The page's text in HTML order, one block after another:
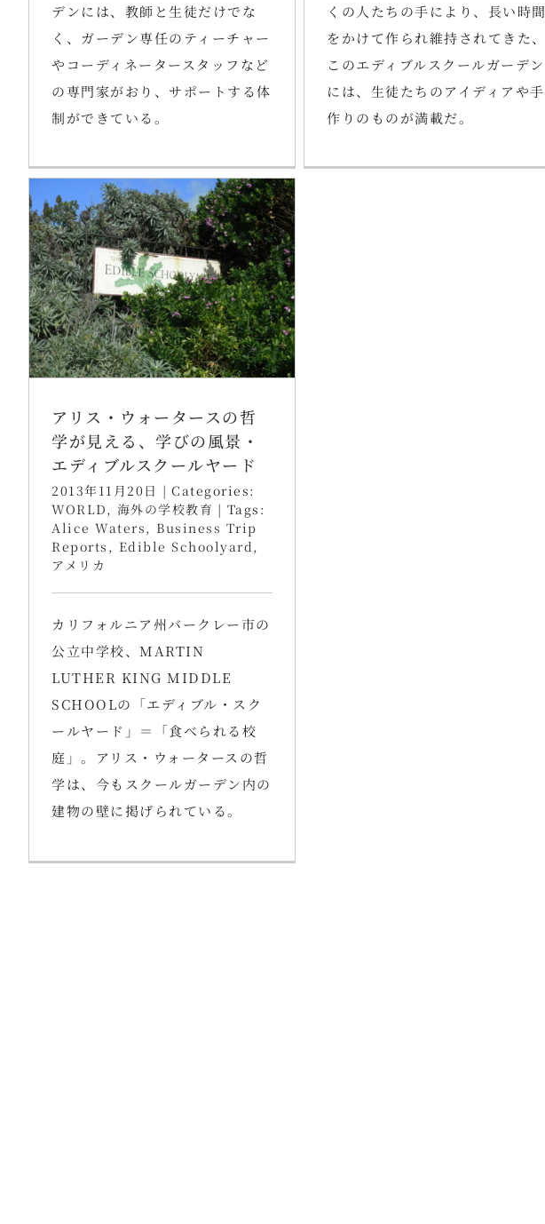
デンには、教師と生徒だけでな
く、ガーデン専任のティーチャー
やコーディネータースタッフなど
の専門家がおり、サポートする体
制ができている。
くの人たちの手により、長い時間
をかけて作られ維持されてきた、
このエディブルスクールガーデン
には、生徒たちのアイディアや手
作りのものが満載だ。
アリス・ウォータースの哲
学が見える、学びの風景・
エディブルスクールヤード
2013年11月20日 | Categories:
WORLD , 海外の学校教育 | Tags:
Alice Waters , Business Trip
Reports , Edible Schoolyard ,
アメリカ
カリフォルニア州バークレー市の
公立中学校、MARTIN
LUTHER KING MIDDLE
SCHOOLの「エディブル・スク
ールヤード」＝「食べられる校
庭」。アリス・ウォータースの哲
学は、今もスクールガーデン内の
建物の壁に掲げられている。